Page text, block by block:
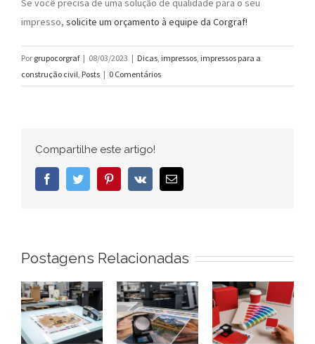
Se você precisa de uma solução de qualidade para o seu
impresso, solicite um orçamento à equipe da Corgraf!
Por grupocorgraf | 08/03/2023 | Dicas, impressos, impressos para a
construção civil, Posts | 0 Comentários
Compartilhe este artigo!
FacebookTwitter PinterestVk
E-
mail
Postagens Relacionadas